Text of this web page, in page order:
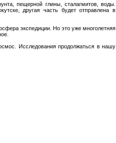
пещерной глины, сталагмитов, воды.
другая часть будет отправлена в
экспедиции. Но это уже многолетняя
Исследования продолжаться в нашу